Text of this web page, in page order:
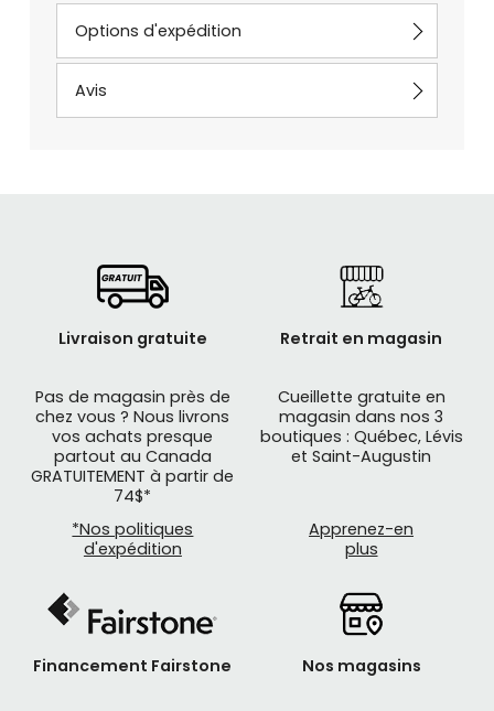
Options d'expédition
Avis
Livraison gratuite
Pas de magasin près de
chez vous ? Nous livrons
vos achats presque
partout au Canada
GRATUITEMENT à partir de
74$*
*Nos politiques
d'expédition
Retrait en magasin
Cueillette gratuite en
magasin dans nos 3
boutiques : Québec, Lévis
et Saint-Augustin
Apprenez-en
plus
Financement Fairstone Nos magasins